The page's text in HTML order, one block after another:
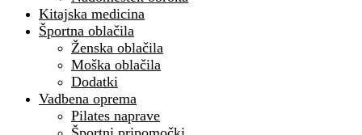
Kitajska medicina
Športna oblačila
Ženska oblačila
Moška oblačila
Dodatki
Vadbena oprema
Pilates naprave